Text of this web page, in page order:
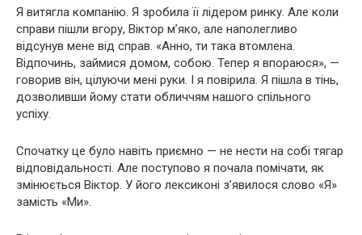
Я витягла компанію. Я зробила її лідером ринку. Але коли
справи пішли вгору, Віктор м’яко, але наполегливо
відсунув мене від справ. «Анно, ти така втомлена.
Відпочинь, займися домом, собою. Тепер я впораюся», —
говорив він, цілуючи мені руки. І я повірила. Я пішла в тінь,
дозволивши йому стати обличчям нашого спільного
успіху.
Спочатку це було навіть приємно — не нести на собі тягар
відповідальності. Але поступово я почала помічати, як
змінюється Віктор. У його лексиконі з’явилося слово «Я»
замість «Ми».